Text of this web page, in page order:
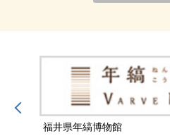
福井県年縞博物館